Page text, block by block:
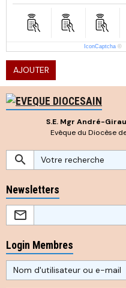
IconCaptcha ©
AJOUTER
S.E. Mgr André-
Evêque du Diocèse
Newsletters
Login Membres